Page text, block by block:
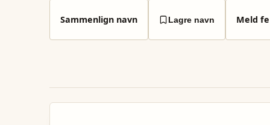
Sammenlign navn Lagre navn Meld